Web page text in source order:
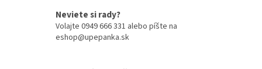
Neviete si rady?
Volajte 0949 666 331 alebo píšte na
eshop@upepanka.sk